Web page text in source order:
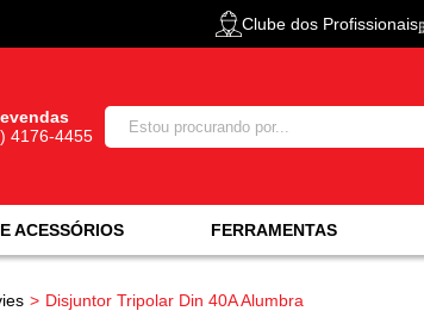
Clube dos Profissionais
4176-4455
ACESSÓRIOS FERRAMENTAS
Disjuntor Tripolar Din 40A Alumbra